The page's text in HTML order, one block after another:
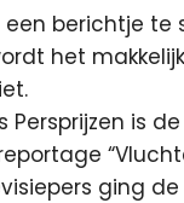
berichtje
het
is
ging de